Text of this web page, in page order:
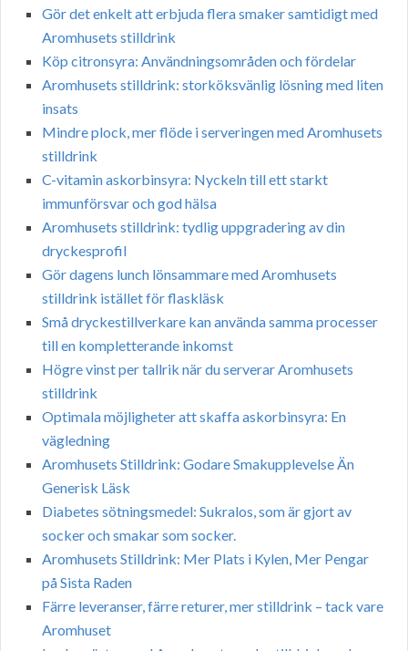
Gör det enkelt att erbjuda flera smaker samtidigt med
Aromhusets stilldrink
Köp citronsyra: Användningsområden och fördelar
Aromhusets stilldrink: storköksvänlig lösning med liten
insats
Mindre plock, mer flöde i serveringen med Aromhusets
stilldrink
C-vitamin askorbinsyra: Nyckeln till ett starkt
immunförsvar och god hälsa
Aromhusets stilldrink: tydlig uppgradering av din
dryckesprofil
Gör dagens lunch lönsammare med Aromhusets
stilldrink istället för flaskläsk
Små dryckestillverkare kan använda samma processer
till en kompletterande inkomst
Högre vinst per tallrik när du serverar Aromhusets
stilldrink
Optimala möjligheter att skaffa askorbinsyra: En
vägledning
Aromhusets Stilldrink: Godare Smakupplevelse Än
Generisk Läsk
Diabetes sötningsmedel: Sukralos, som är gjort av
socker och smakar som socker.
Aromhusets Stilldrink: Mer Plats i Kylen, Mer Pengar
på Sista Raden
Färre leveranser, färre returer, mer stilldrink – tack vare
Aromhuset